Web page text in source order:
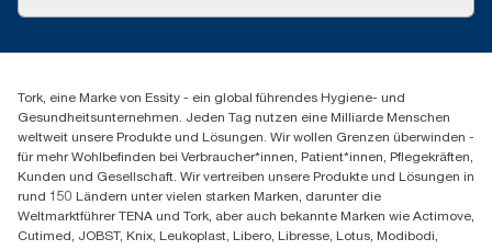
Spenderreklamation
+43 (0) 8 10-22 00 84
Essity Austria Vertriebs GmbH
Am Europlatz 2
1120 Wien
Mo-Do 8:00-16:30 | Fr 8:00-15:00
GLN: 9011111000026
Tork, eine Marke von Essity - ein global führendes Hygiene- und
Gesundheitsunternehmen. Jeden Tag nutzen eine Milliarde Menschen
weltweit unsere Produkte und Lösungen. Wir wollen Grenzen überwinden -
für mehr Wohlbefinden bei Verbraucher*innen, Patient*innen, Pflegekräften,
Kunden und Gesellschaft. Wir vertreiben unsere Produkte und Lösungen in
rund 150 Ländern unter vielen starken Marken, darunter die
Weltmarktführer TENA und Tork, aber auch bekannte Marken wie Actimove,
Cutimed, JOBST, Knix, Leukoplast, Libero, Libresse, Lotus, Modibodi,